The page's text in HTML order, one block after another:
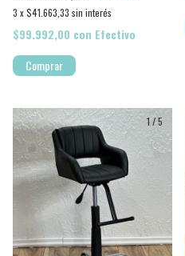
3 x$41.663,33 sin interés
$99.992,00 con Efectivo
Comprar
1/5